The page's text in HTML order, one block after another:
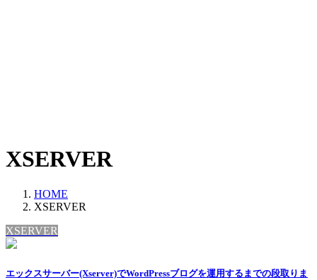
XSERVER
HOME
XSERVER
XSERVER
エックスサーバー(Xserver)でWordPressブログを運用するまでの段取りま